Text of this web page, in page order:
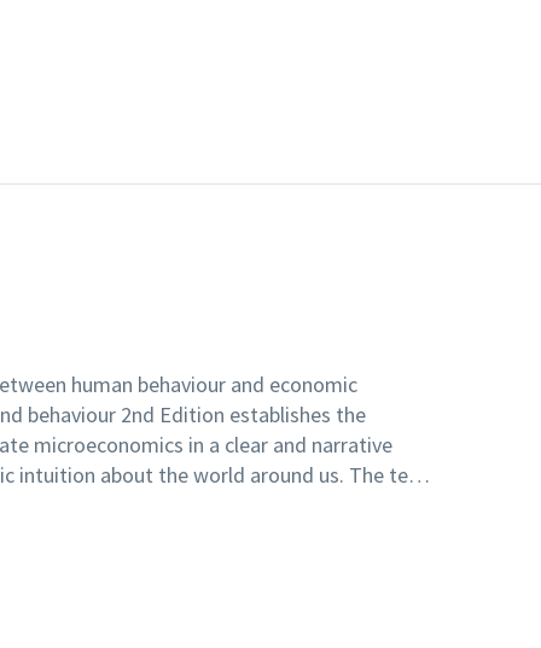
human behaviour and economic
behaviour 2nd Edition establishes the
microeconomics in a clear and narrative
intuition about the world around us. The text
to think like an economist through the